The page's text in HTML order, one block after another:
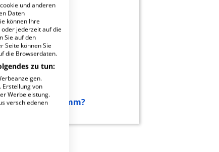
Hamm?
Praxis Hamm?
und anderen
Daten
können Ihre
jederzeit auf die
Sie auf den
Seite können Sie
die Browserdaten.
zu tun:
Erstellung von
Werbeleistung.
verschiedenen